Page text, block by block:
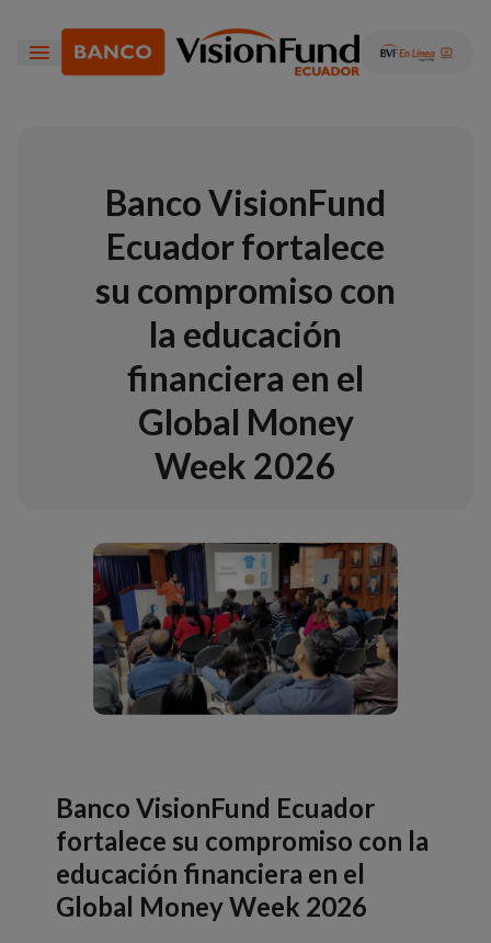
Banco VisionFund
Ecuador fortalece
su compromiso con
la educación
financiera en el
Global Money
Week 2026
Banco VisionFund Ecuador
fortalece su compromiso con la
educación financiera en el
Global Money Week 2026